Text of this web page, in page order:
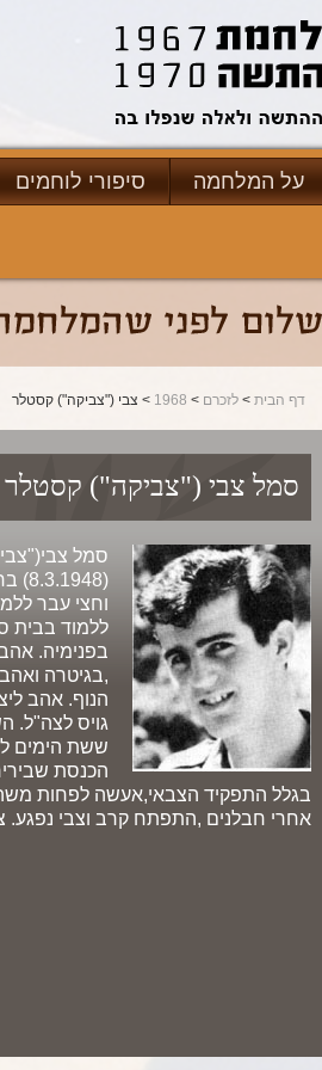
על המלחמה סיפורי לוחמים
דף הבית > לזכרם >
1968 > צבי ("צביקה") קסטלר
סמל צבי ("צביקה") קסטלר
סמל
וחצי עבר
בפנימיה. אהב
,בגיטרה
גויס לצה"ל.
הכנסת
בגלל התפקיד הצבאי,אעשה לפחות
אחרי חבלנים ,התפתח קרב וצבי נפגע. צבי